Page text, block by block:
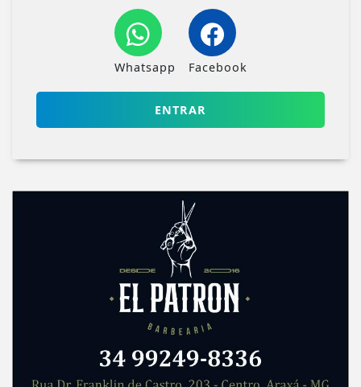
Whatsapp Facebook
ENTRAR